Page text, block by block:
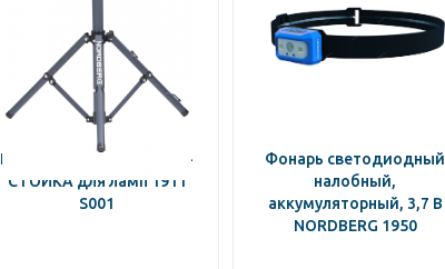
NORDBERG ДЕРЖАТЕЛЬ-
СТОЙКА для ламп 1911
S001
Фонарь светодиодный
налобный,
аккумуляторный, 3,7 В
NORDBERG 1950